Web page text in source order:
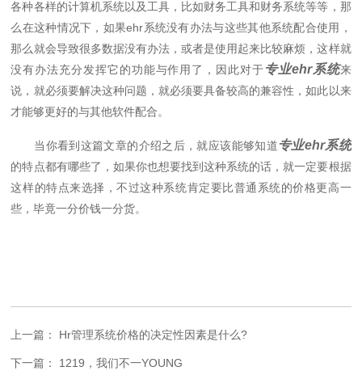
各种各样的计算机系统以及工具，比如财务工具和财务系统等等，那
么在这种情况下，如果ehr系统没有办法与这些其他系统配合使用，
那么就会导致很多数据没有办法，或者是使用起来比较麻烦，这样就
没有办法充分发挥它的功能与作用了，因此对于专业ehr系统来
说，就必须要解决这种问题，就必须要具备较高的兼容性，如此以来
才能够更好的与其他软件配合。
当你看到这篇文章的介绍之后，就应该能够知道专业ehr系统
的特点都有哪些了，如果你也想要找到这种系统的话，就一定要根据
这样的特点来选择，不过这种系统肯定要比普通系统的价格更高一
些，毕竟一分价钱一分货。
上一篇： Hr管理系统价格的决定性因素是什么?
下一篇： 1219，我们不一YOUNG